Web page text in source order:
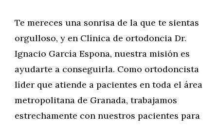
Te mereces una sonrisa de la que te sientas
orgulloso, y en Clínica de ortodoncia Dr.
Ignacio García Espona, nuestra misión es
ayudarte a conseguirla. Como ortodoncista
líder que atiende a pacientes en toda el área
metropolitana de Granada, trabajamos
estrechamente con nuestros pacientes para